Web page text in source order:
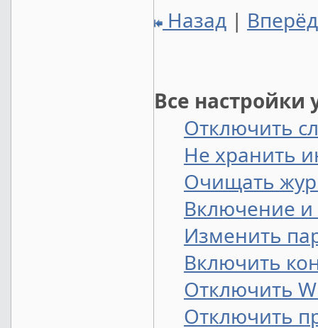
Назад |
Все настройки
Отключить
Не хранить
Очищать
Включение
Изменить
Включить
Отключить
Отключить